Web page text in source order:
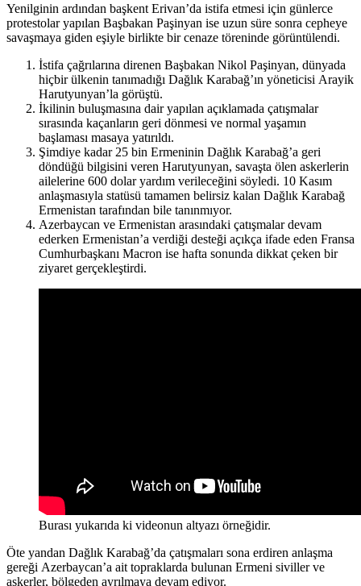
Yenilginin ardından başkent Erivan’da istifa etmesi için günlerce
protestolar yapılan Başbakan Paşinyan ise uzun süre sonra cepheye
savaşmaya giden eşiyle birlikte bir cenaze töreninde görüntülendi.
İstifa çağrılarına direnen Başbakan Nikol Paşinyan, dünyada
hiçbir ülkenin tanımadığı Dağlık Karabağ’ın yöneticisi Arayik
Harutyunyan’la görüştü.
İkilinin buluşmasına dair yapılan açıklamada çatışmalar
sırasında kaçanların geri dönmesi ve normal yaşamın
başlaması masaya yatırıldı.
Şimdiye kadar 25 bin Ermeninin Dağlık Karabağ’a geri
döndüğü bilgisini veren Harutyunyan, savaşta ölen askerlerin
ailelerine 600 dolar yardım verileceğini söyledi. 10 Kasım
anlaşmasıyla statüsü tamamen belirsiz kalan Dağlık Karabağ
Ermenistan tarafından bile tanınmıyor.
Azerbaycan ve Ermenistan arasındaki çatışmalar devam
ederken Ermenistan’a verdiği desteği açıkça ifade eden Fransa
Cumhurbaşkanı Macron ise hafta sonunda dikkat çeken bir
ziyaret gerçekleştirdi.
Burası yukarıda ki videonun altyazı örneğidir.
Öte yandan Dağlık Karabağ’da çatışmaları sona erdiren anlaşma
gereği Azerbaycan’a ait topraklarda bulunan Ermeni siviller ve
askerler, bölgeden ayrılmaya devam ediyor.